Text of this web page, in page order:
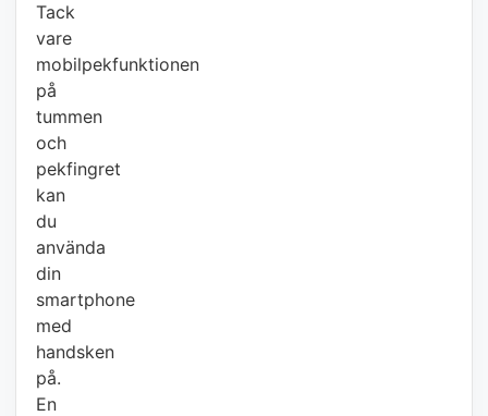
Tack
vare
mobilpekfunktionen
på
tummen
och
pekfingret
kan
du
använda
din
smartphone
med
handsken
på.
En